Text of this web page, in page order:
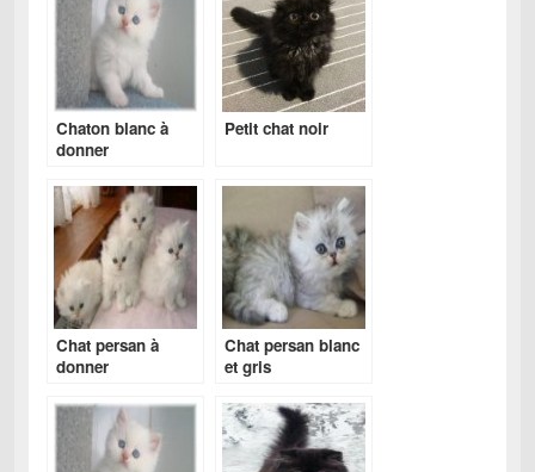
Chaton blanc à
donner
Petit chat noir
Chat persan à
donner
Chat persan blanc
et gris